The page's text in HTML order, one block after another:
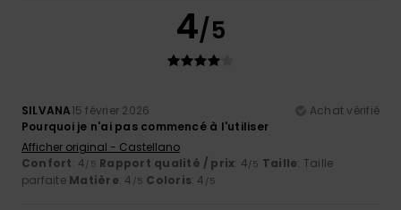
4/5
SILVANA15 février 2026
Achat vérifié
Pourquoi je n'ai pas commencé à l'utiliser
Afficher original - Castellano
Confort: 4/5 Rapport qualité / prix: 4/5 Taille: Taille
parfaite Matière: 4 /5 Coloris: 4 /5